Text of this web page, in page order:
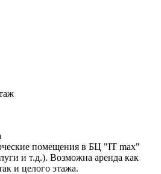
помещения в БЦ "IT max"
и т.д.). Возможна аренда как
и целого этажа.